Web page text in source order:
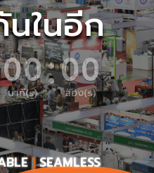
นในอีก
00
นาที(s) :00
สอง(s)
|SEAMLESS